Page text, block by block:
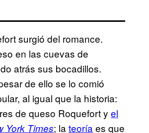
surgió del romance.
en las cuevas de
atrás sus bocadillos.
de ello se lo comió
al igual que la historia:
de queso Roquefort y el
York Times; la teoría es que